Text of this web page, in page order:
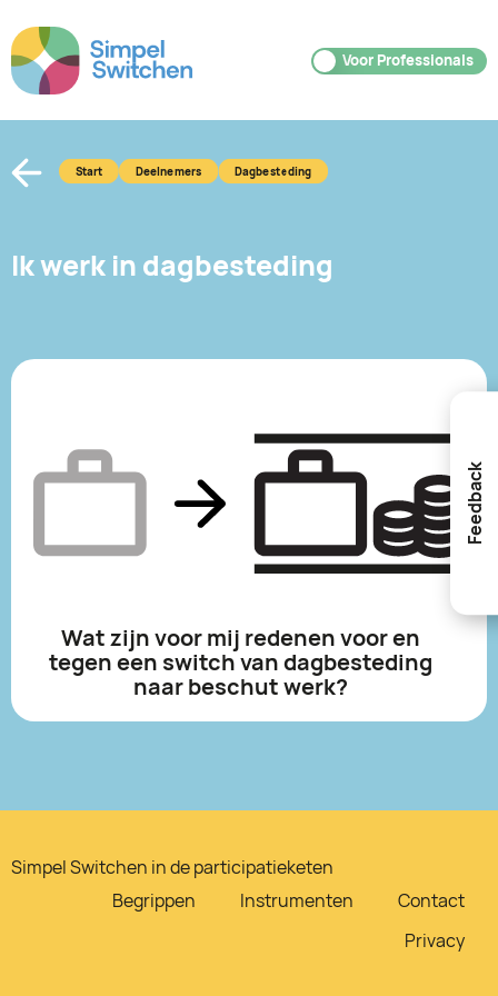
Feedback
Voor Professionals
Voor Deelnemers
Start Deelnemers Dagbesteding
Ik werk in dagbesteding
Wat zijn voor mij redenen voor en
tegen een switch van dagbesteding
naar beschut werk?
Simpel Switchen in de participatieketen
Begrippen
Instrumenten
Contact
Privacy